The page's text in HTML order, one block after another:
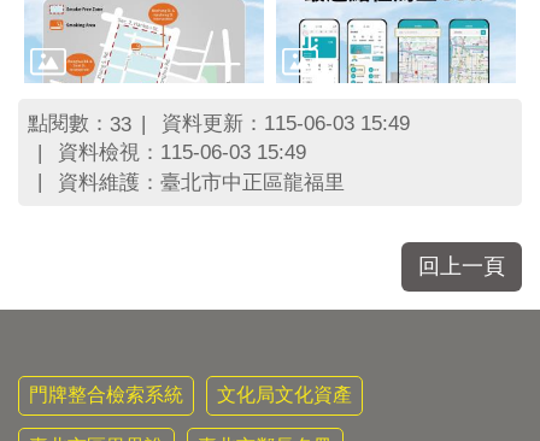
點閱數： 33
資料更新：115-06-03 15:49
資料檢視：115-06-03 15:49
資料維護：臺北市中正區龍福里
回上一頁
門牌整合檢索系統 文化局文化資產